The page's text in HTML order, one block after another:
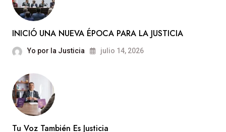
INICIÓ UNA NUEVA ÉPOCA PARA LA JUSTICIA
Yo por la Justicia julio 14, 2026
Tu Voz También Es Justicia